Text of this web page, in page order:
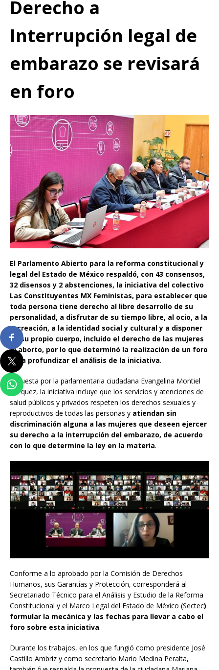
Derecho a
Interrupción legal de
embarazo se revisará
en foro
El Parlamento Abierto para la reforma constitucional y
legal del Estado de México respaldó, con 43 consensos,
32 disensos y 2 abstenciones, la iniciativa del colectivo
Las Constituyentes MX Feministas, para establecer que
toda persona tiene derecho al libre desarrollo de su
personalidad, a disfrutar de su tiempo libre, al ocio, a la
recreación, a la identidad social y cultural y a disponer
de su propio cuerpo, incluido el derecho de las mujeres
al aborto, por lo que determinó la realización de un foro
para profundizar el análisis de la iniciativa.
Expuesta por la parlamentaria ciudadana Evangelina Montiel
Vázquez, la iniciativa incluye que los servicios y atenciones de
salud públicos y privados respeten los derechos sexuales y
reproductivos de todas las personas y atiendan sin
discriminación alguna a las mujeres que deseen ejercer
su derecho a la interrupción del embarazo, de acuerdo
con lo que determine la ley en la materia.
Conforme a lo aprobado por la Comisión de Derechos
Humanos, sus Garantías y Protección, corresponderá al
Secretariado Técnico para el Análisis y Estudio de la Reforma
Constitucional y el Marco Legal del Estado de México (Sectec)
formular la mecánica y las fechas para llevar a cabo el
foro sobre esta iniciativa.
Durante los trabajos, en los que fungió como presidente José
Castillo Ambriz y como secretario Mario Medina Peralta,